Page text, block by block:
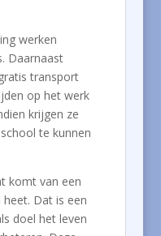
werken
Daarnaast
transport
op het werk
krijgen ze
te kunnen
komt van een
Dat is een
doel het leven